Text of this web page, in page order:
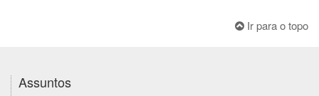
Ir para o topo
Assuntos